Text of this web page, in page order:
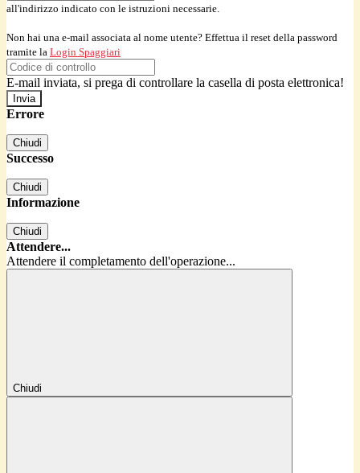
all'indirizzo indicato con le istruzioni necessarie.
Non hai una e-mail associata al nome utente? Effettua il reset della password
tramite la Login Spaggiari
E-mail inviata, si prega di controllare la casella di posta elettronica!
Errore
Chiudi
Successo
Chiudi
Informazione
Chiudi
Attendere...
Attendere il completamento dell'operazione...
Chiudi